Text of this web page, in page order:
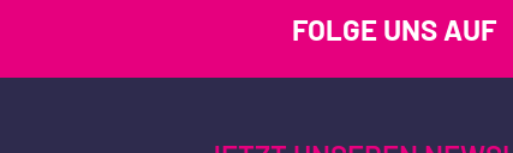
FOLGE UNS AUF